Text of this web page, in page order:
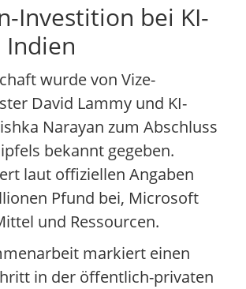
Investition bei KI-
wurde von Vize-
David Lammy und KI-
Narayan zum Abschluss
bekannt gegeben.
laut offiziellen Angaben
Pfund bei, Microsoft
und Ressourcen.
markiert einen
in der öffentlich-privaten